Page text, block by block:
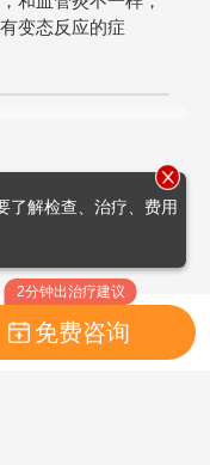
变态反应的症
2分钟出治疗建议
免费咨询
了解检查、治疗、费用